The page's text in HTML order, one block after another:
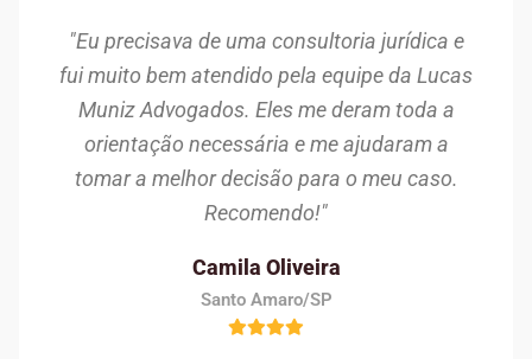
"Eu precisava de uma consultoria jurídica e
fui muito bem atendido pela equipe da Lucas
Muniz Advogados. Eles me deram toda a
orientação necessária e me ajudaram a
tomar a melhor decisão para o meu caso.
Recomendo!"
Camila Oliveira
Santo Amaro/SP